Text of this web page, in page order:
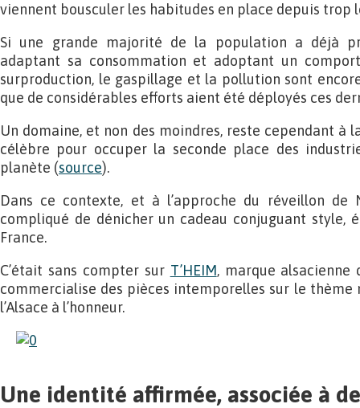
viennent bousculer les habitudes en place depuis trop
Si une grande majorité de la population a déjà
adaptant sa consommation et adoptant un
surproduction, le gaspillage et la pollution sont
que de considérables efforts aient été déployés ces
Un domaine, et non des moindres, reste cependant à
célèbre pour occuper la seconde place des
planète (source).
Dans ce contexte, et à l’approche du réveillon
compliqué de dénicher un cadeau conjuguant style,
France.
C’était sans compter sur T’HEIM, marque
commercialise des pièces intemporelles sur le
l’Alsace à l’honneur.
Une identité affirmée, associée à